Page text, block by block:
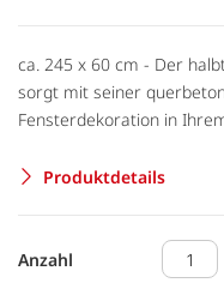
ca. 245 x 60 cm - Der
sorgt mit seiner
Fensterdekoration in
Produktdetails
Anzahl